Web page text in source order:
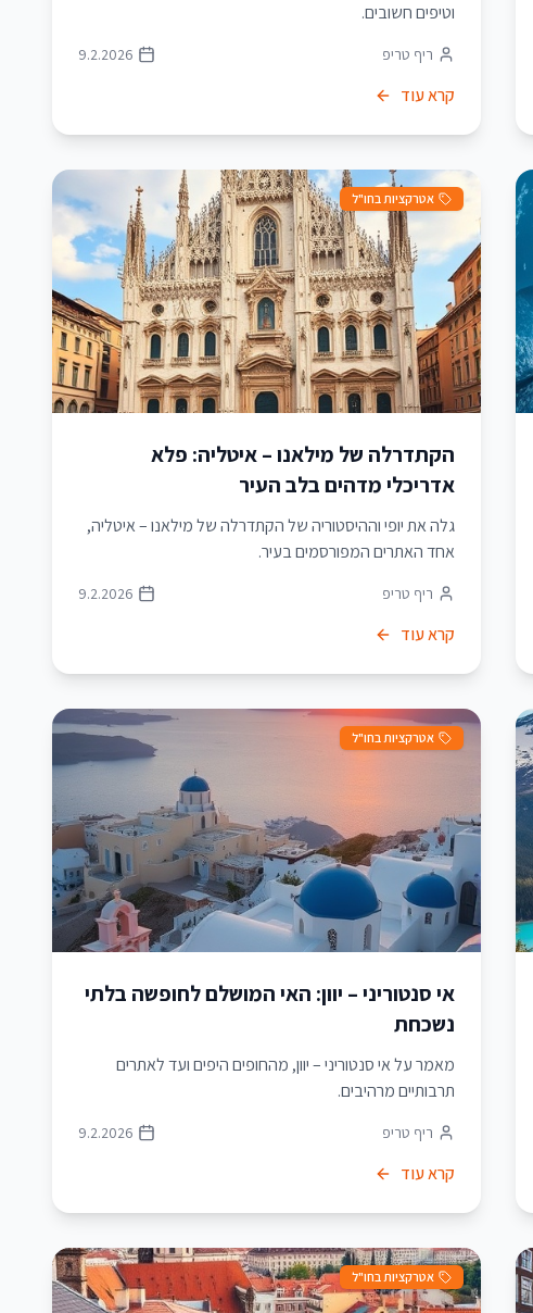
וטיפים חשובים.
ריף טריפ 9.2.2026
קרא עוד
אטרקציות בחו"ל
הקתדרלה של מילאנו – איטליה: פלא
אדריכלי מדהים בלב העיר
גלה את יופי וההיסטוריה של הקתדרלה של מילאנו – איטליה,
אחד האתרים המפורסמים בעיר.
ריף טריפ 9.2.2026
קרא עוד
אטרקציות בחו"ל
אי סנטוריני – יוון: האי המושלם לחופשה בלתי
נשכחת
מאמר על אי סנטוריני – יוון, מהחופים היפים ועד לאתרים
תרבותיים מרהיבים.
ריף טריפ 9.2.2026
קרא עוד
אטרקציות בחו"ל